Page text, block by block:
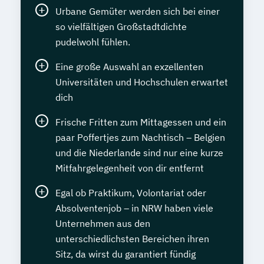
Urbane Gemüter werden sich bei einer
so vielfältigen Großstadtdichte
pudelwohl fühlen.
Eine große Auswahl an exzellenten
Universitäten und Hochschulen erwartet
dich
Frische Fritten zum Mittagessen und ein
paar Poffertjes zum Nachtisch – Belgien
und die Niederlande sind nur eine kurze
Mitfahrgelegenheit von dir entfernt
Egal ob Praktikum, Volontariat oder
Absolventenjob – in NRW haben viele
Unternehmen aus den
unterschiedlichsten Bereichen ihren
Sitz, da wirst du garantiert fündig